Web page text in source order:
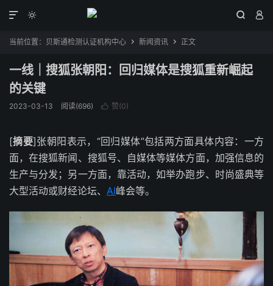
  

当前位置： 贝斯通检测认证机构中心  新闻资讯  正文
一线｜搜狐张朝阳：回归媒体是搜狐重新崛起
的关键
2023-03-13 阅读(696)  赞(0)
[摘要]张朝阳表示，“回归媒体”包括两方面具体内容：一方
面，在搜狐新闻、搜狐号、自媒体等媒体方面，加强信息的
生产与分发；另一方面，靠活动，如举办跑步、时尚盛典等
大型活动或财经论坛、 AI峰会等。